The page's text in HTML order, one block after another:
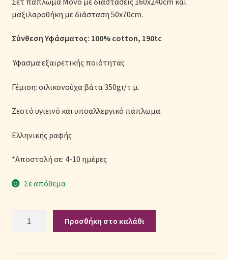
Μονόχρωμες Παπλωματοθήκες
Ολοκλήρωση παραγγελίας
Όροι Χρήσης
Παιδικά Λευκά Είδη
Παπλώματα για Ζεστασιά & Άνεση
Παπλωματοθήκες
Πολιτική cookie
μαξιλαροθήκη με διάσταση 50x70cm.
Σύνθεση Υφάσματος: 100% cotton, 190tc
Ύφασμα εξαιρετικής ποιότητας
Γέμιση: σιλικονούχα βάτα 350gr/τ.μ.
Ζεστό υγιεινό και υποαλλεργικό πάπλωμα.
Ελληνικής ραφής
*Αποστολή σε: 4-10 ημέρες
Σε απόθεμα
Προσθήκη στο καλάθι